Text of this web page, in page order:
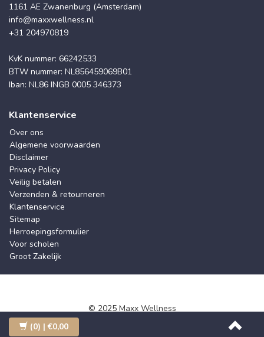
1161 AE Zwanenburg (Amsterdam)
info@maxxwellness.nl
+31 204970819
KvK nummer: 66242533
BTW nummer: NL856459069B01
Iban: NL86 INGB 0005 346373
Klantenservice
Over ons
Algemene voorwaarden
Disclaimer
Privacy Policy
Veilig betalen
Verzenden & retourneren
Klantenservice
Sitemap
Herroepingsformulier
Voor scholen
Groot Zakelijk
© 2025 Maxx Wellness
(0) | €0,00